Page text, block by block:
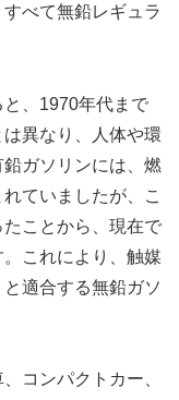
べて無鉛レギュラ
、1970年代まで
異なり、人体や環
ガソリンには、燃
ていましたが、こ
ことから、現在で
これにより、触媒
適合する無鉛ガソ
コンパクトカー、